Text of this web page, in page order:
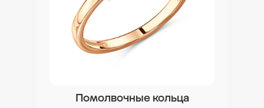
Помолвочные кольца